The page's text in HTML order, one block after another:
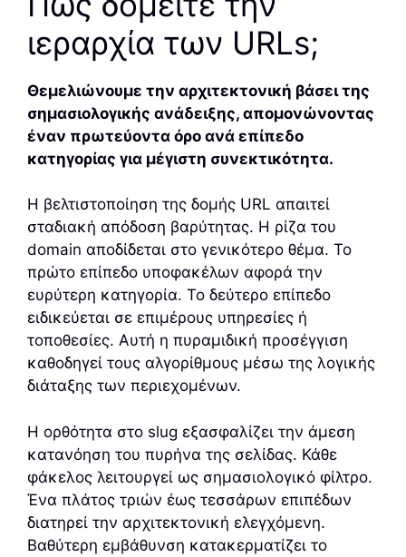
ιεραρχία των URLs;
Θεμελιώνουμε την αρχιτεκτονική βάσει της
σημασιολογικής ανάδειξης, απομονώνοντας
έναν πρωτεύοντα όρο ανά επίπεδο
κατηγορίας για μέγιστη συνεκτικότητα.
Η βελτιστοποίηση της δομής URL απαιτεί
σταδιακή απόδοση βαρύτητας. Η ρίζα του
domain αποδίδεται στο γενικότερο θέμα. Το
πρώτο επίπεδο υποφακέλων αφορά την
ευρύτερη κατηγορία. Το δεύτερο επίπεδο
ειδικεύεται σε επιμέρους υπηρεσίες ή
τοποθεσίες. Αυτή η πυραμιδική προσέγγιση
καθοδηγεί τους αλγορίθμους μέσω της λογικής
διάταξης των περιεχομένων.
Η ορθότητα στο slug εξασφαλίζει την άμεση
κατανόηση του πυρήνα της σελίδας. Κάθε
φάκελος λειτουργεί ως σημασιολογικό φίλτρο.
Ένα πλάτος τριών έως τεσσάρων επιπέδων
διατηρεί την αρχιτεκτονική ελεγχόμενη.
Βαθύτερη εμβάθυνση κατακερματίζει το